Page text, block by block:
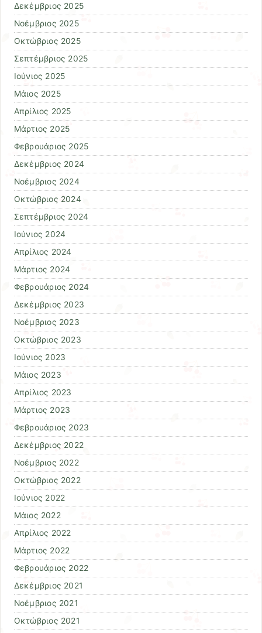
Δεκέμβριος 2025
Νοέμβριος 2025
Οκτώβριος 2025
Σεπτέμβριος 2025
Ιούνιος 2025
Μάιος 2025
Απρίλιος 2025
Μάρτιος 2025
Φεβρουάριος 2025
Δεκέμβριος 2024
Νοέμβριος 2024
Οκτώβριος 2024
Σεπτέμβριος 2024
Ιούνιος 2024
Απρίλιος 2024
Μάρτιος 2024
Φεβρουάριος 2024
Δεκέμβριος 2023
Νοέμβριος 2023
Οκτώβριος 2023
Ιούνιος 2023
Μάιος 2023
Απρίλιος 2023
Μάρτιος 2023
Φεβρουάριος 2023
Δεκέμβριος 2022
Νοέμβριος 2022
Οκτώβριος 2022
Ιούνιος 2022
Μάιος 2022
Απρίλιος 2022
Μάρτιος 2022
Φεβρουάριος 2022
Δεκέμβριος 2021
Νοέμβριος 2021
Οκτώβριος 2021